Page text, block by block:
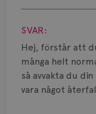
Visa svar
SVAR:
Hej, förstår att
många helt
så avvakta du
vara något
Smärta
Prognos